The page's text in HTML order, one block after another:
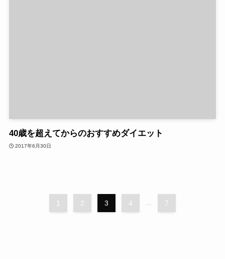
40歳を超えてからのおすすめダイエット
2017年6月30日
1 2 3 4 ... 7